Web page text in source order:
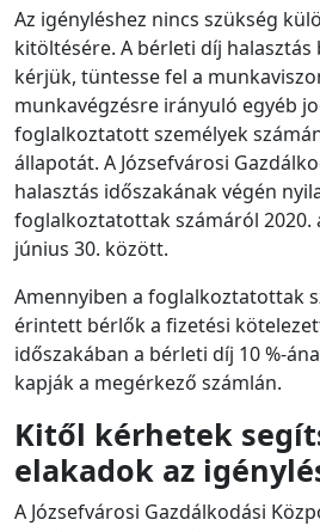
Az igényléshez nincs szükség
kitöltésére. A bérleti díj
kérjük, tüntesse fel a
munkavégzésre irányuló egyéb
foglalkoztatott személyek
állapotát. A Józsefvárosi
halasztás időszakának végén
foglalkoztatottak számáról 2020.
június 30. között.
Amennyiben a foglalkoztatottak
érintett bérlők a fizetési
időszakában a bérleti díj 10 %-
kapják a megérkező számlán.
Kitől kérhetek
elakadok az
A Józsefvárosi Gazdálkodási